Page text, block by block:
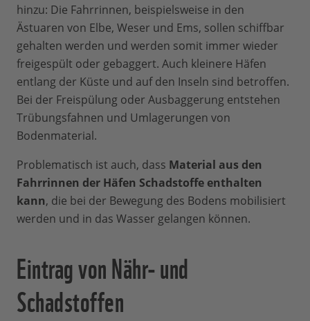
hinzu: Die Fahrrinnen, beispielsweise in den
Ästuaren von Elbe, Weser und Ems, sollen schiffbar
gehalten werden und werden somit immer wieder
freigespült oder gebaggert. Auch kleinere Häfen
entlang der Küste und auf den Inseln sind betroffen.
Bei der Freispülung oder Ausbaggerung entstehen
Trübungsfahnen und Umlagerungen von
Bodenmaterial.
Problematisch ist auch, dass Material aus den
Fahrrinnen der Häfen Schadstoffe enthalten
kann, die bei der Bewegung des Bodens mobilisiert
werden und in das Wasser gelangen können.
Eintrag von Nähr- und
Schadstoffen